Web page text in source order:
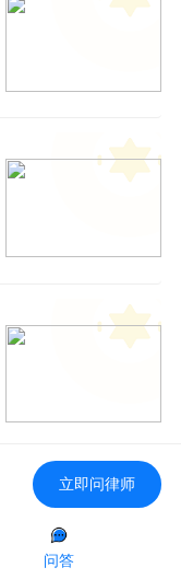
立即问律师
问答